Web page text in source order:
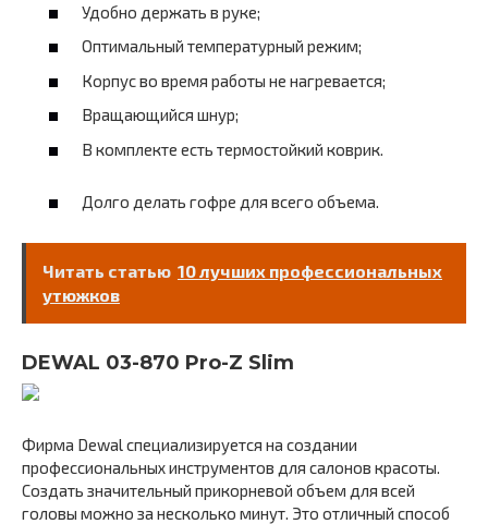
Удобно держать в руке;
Оптимальный температурный режим;
Корпус во время работы не нагревается;
Вращающийся шнур;
В комплекте есть термостойкий коврик.
Долго делать гофре для всего объема.
Читать статью 10 лучших профессиональных
утюжков
DEWAL 03-870 Pro-Z Slim
Фирма Dewal специализируется на создании
профессиональных инструментов для салонов красоты.
Создать значительный прикорневой объем для всей
головы можно за несколько минут. Это отличный способ